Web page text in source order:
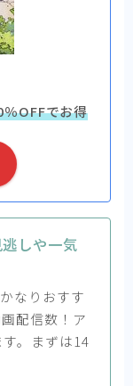
OFFでお得
しや一気
なりおすす
配信数！ア
。まずは14